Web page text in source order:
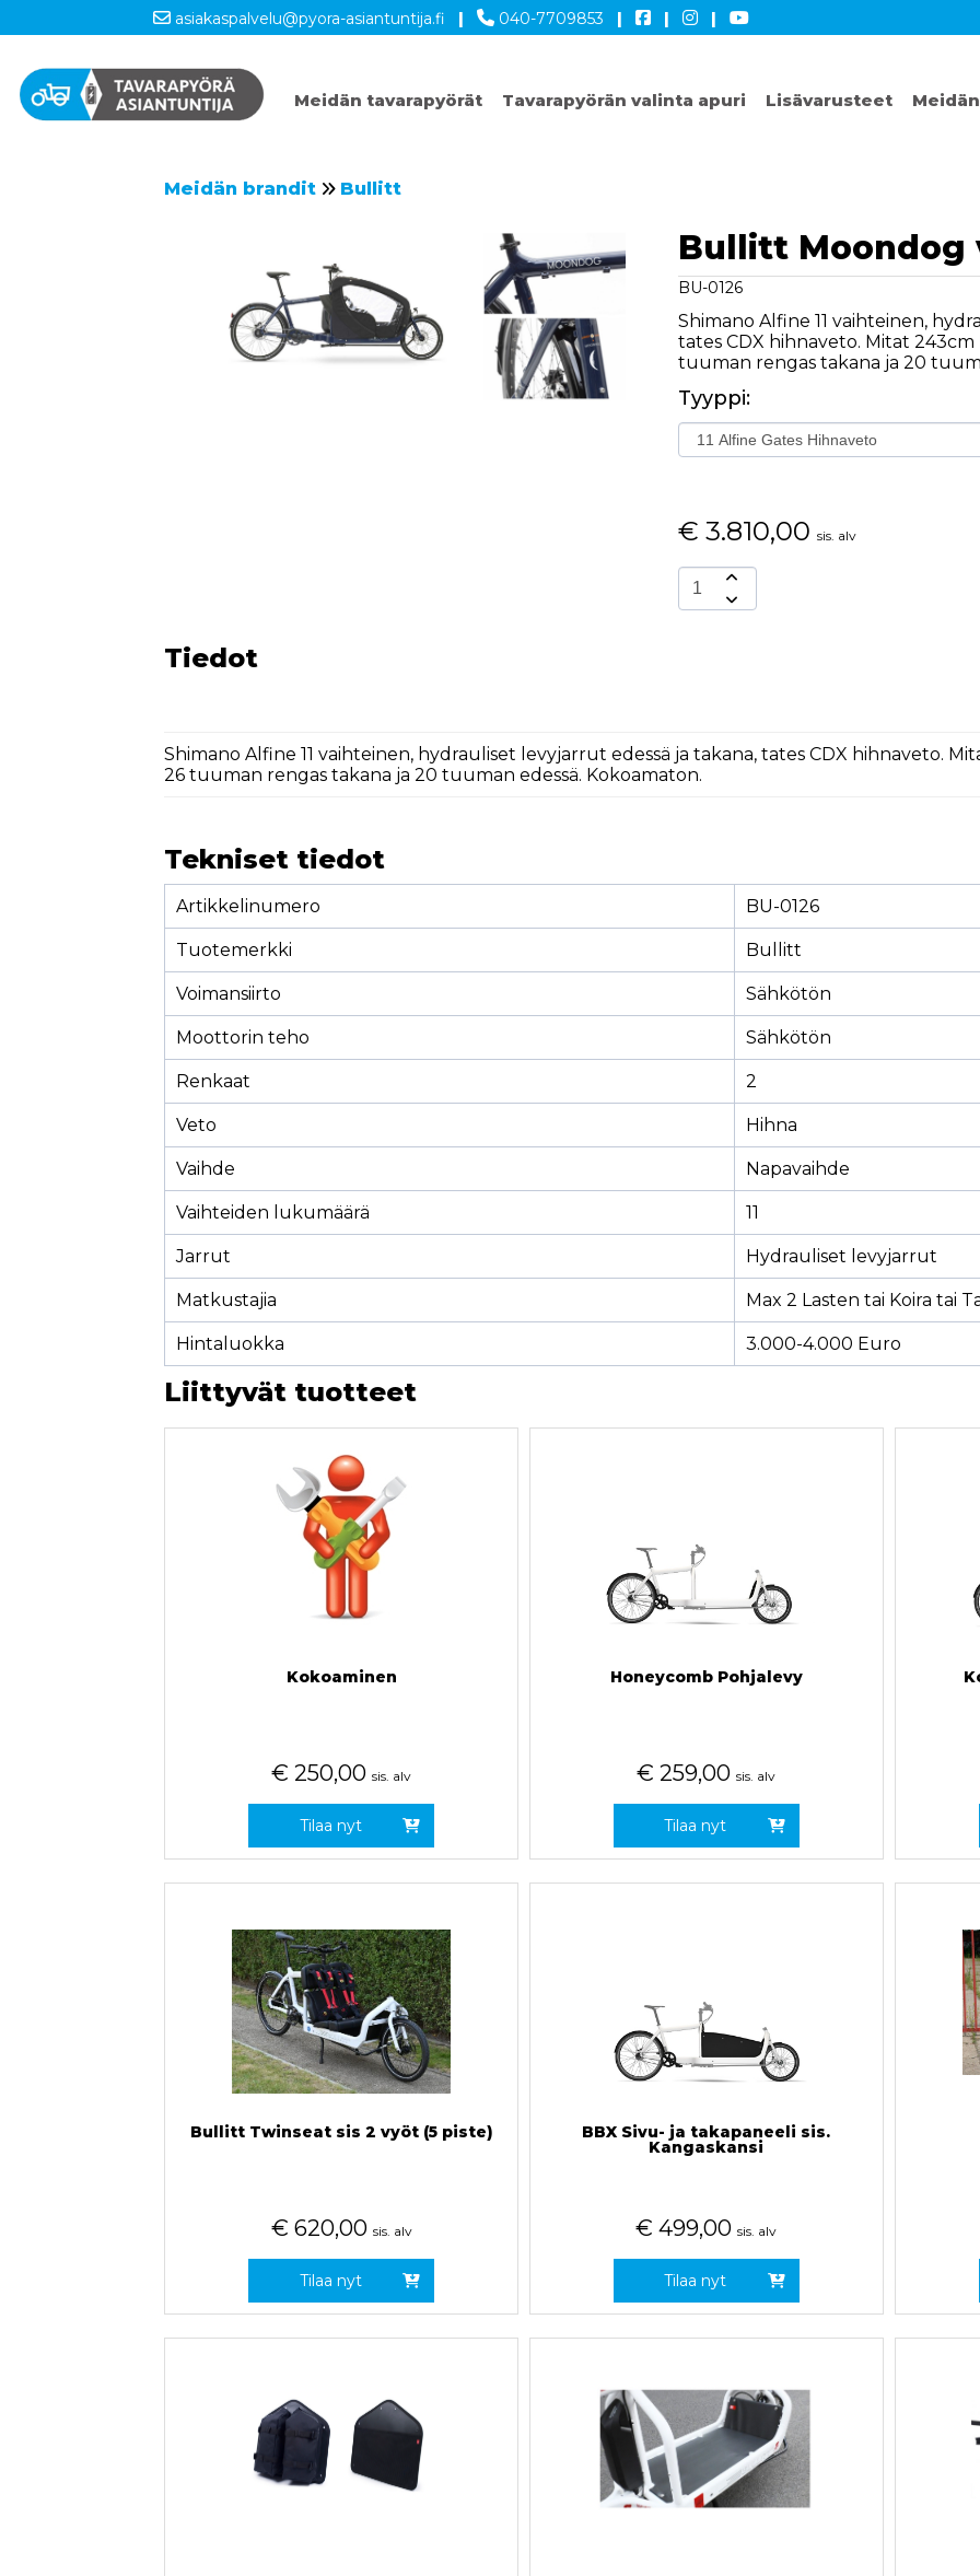
asiakaspalvelu@pyora-asiantuntija.fi | 040-7709853 | | |
Meidän tavarapyörät Tavarapyörän valinta apuri Lisävarusteet
Meidän brandit Bullitt
Bullitt Moondog
BU-0126
Shimano Alfine 11 vaihteinen,
tates CDX hihnaveto. Mitat 243cm
tuuman rengas takana ja 20
Tyyppi:
€ 3.810,00 sis. alv
Tiedot
Shimano Alfine 11 vaihteinen, hydrauliset levyjarrut edessä ja takana, tates CDX hihnaveto.
26 tuuman rengas takana ja 20 tuuman edessä. Kokoamaton.
Tekniset tiedot
Artikkelinumero BU-0126
Tuotemerkki Bullitt
Voimansiirto Sähkötön
Moottorin teho Sähkötön
Renkaat 2
Veto Hihna
Vaihde Napavaihde
Vaihteiden lukumäärä 11
Jarrut Hydrauliset levyjarrut
Matkustajia Max 2 Lasten tai Koira tai
Hintaluokka 3.000-4.000 Euro
Liittyvät tuotteet
Kokoaminen
€ 250,00 sis. alv
Tilaa nyt
Honeycomb Pohjalevy
€ 259,00 sis. alv
Tilaa nyt
Bullitt Twinseat sis 2 vyöt (5 piste)
€ 620,00 sis. alv
Tilaa nyt
BBX Sivu- ja takapaneeli sis.
Kangaskansi
€ 499,00 sis. alv
Tilaa nyt